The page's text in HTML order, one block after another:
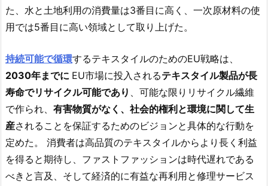
た、水と土地利用の消費量は3番目に高く、一次原材料の使
用では5番目に高い領域として取り上げた。
持続可能で循環するテキスタイルのためのEU戦略は、
2030年までに EU市場に投入されるテキスタイル製品が長
寿命でリサイクル可能であり 、可能な限りリサイクル繊維
で作られ、 有害物質がなく、社会的権利と環境に関して生
産されることを保証するためのビジョンと具体的な行動を
定めた。 消費者は高品質のテキスタイルからより長く利益
を得ると期待し、ファストファッションは時代遅れである
べきと言及、そして経済的に有益な再利用と修理サービス